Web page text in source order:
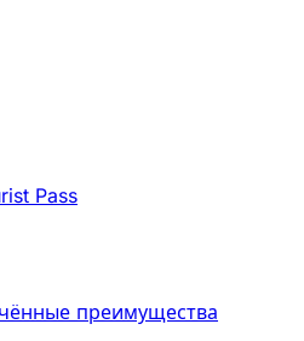
Pass
преимущества